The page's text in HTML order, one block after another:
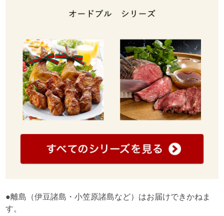
●離島（伊豆諸島・小笠原諸島など）はお届けできかねま
す。